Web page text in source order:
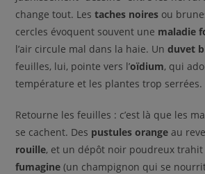
change tout. Lestaches noires ou
cercles évoquent souvent une maladie
l’air circule mal dans la haie. Unduvet
feuilles, lui, pointe vers l’oïdium, qui
température et les plantes trop serrées.
Retourne les feuilles : c’est là que les
se cachent. Des pustules orange au
rouille, et un dépôt noir poudreux trahit
fumagine (un champignon qui se